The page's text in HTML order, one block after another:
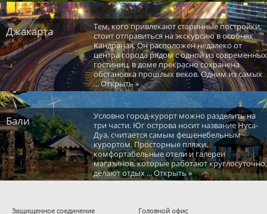
Джакарта
Тем, кого привлекают старинные постройки,
стоит отправиться на экскурсию в особняк
Кандраная. Он расположен недалеко от
центра города рядом с одной из современных
гостиниц, в доме прекрасно сохранена
обстановка прошлых веков. Одним из самых
... Открыть »
Бали
Условно город-курорт можно разделить на
три части. Юг острова носит название Нуса-
Дуа, считается самым фешенебельным
курортом. Просторные пляжи,
комфортабельные отели и галереи
магазинов, которые работают круглосуточно,
делают отдых ... Открыть »
Защищенное соединение Головной офис